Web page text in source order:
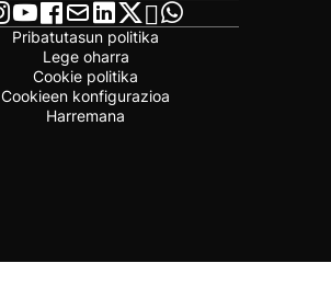
Pribatutasun politika
Lege oharra
Cookie politika
Cookieen konfigurazioa
Harremana